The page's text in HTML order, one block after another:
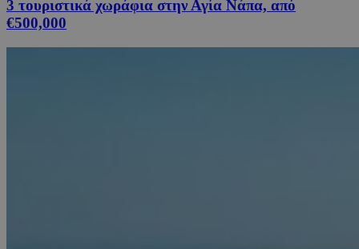
3 τουριστικά χωράφια στην Αγία Νάπα, από
€500,000